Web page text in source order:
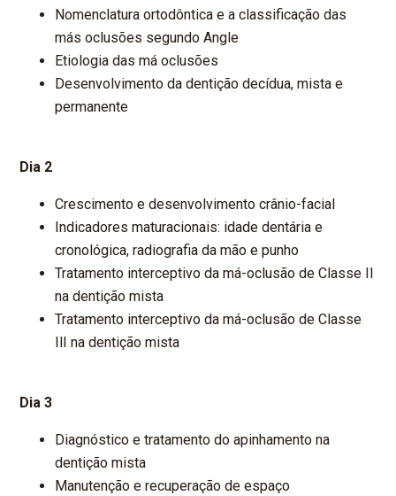
Nomenclatura ortodôntica e a classificação das
más oclusões segundo Angle
Etiologia das má oclusões
Desenvolvimento da dentição decídua, mista e
permanente
Dia 2
Crescimento e desenvolvimento crânio-facial
Indicadores maturacionais: idade dentária e
cronológica, radiografia da mão e punho
Tratamento interceptivo da má-oclusão de Classe Il
na dentição mista
Tratamento interceptivo da má-oclusão de Classe
IlI na dentição mista
Dia 3
Diagnóstico e tratamento do apinhamento na
dentição mista
Manutenção e recuperação de espaço